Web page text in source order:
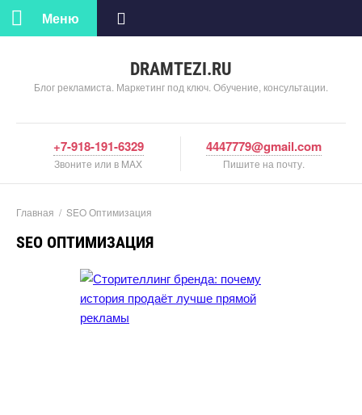
DRAMTEZI.RU
Блог рекламиста. Маркетинг под ключ. Обучение, консультации.
Меню
+7-918-191-6329
Звоните или в MAX
4447779@gmail.com
Пишите на почту.
Главная / SEO Оптимизация
SEO ОПТИМИЗАЦИЯ